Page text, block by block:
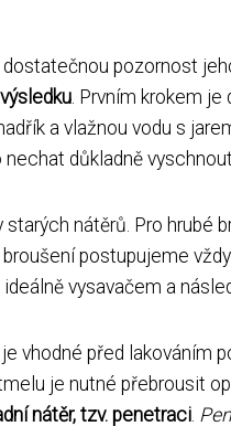
pozornost
. Prvním krokem
a vlažnou vodu s
důkladně vyschnout.
nátěrů. Pro hrubé
postupujeme
vysavačem a
vhodné před lakováním
je nutné přebrousit
nátěr, tzv. penetraci